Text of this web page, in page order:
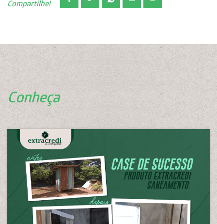
Compartilhe!
Conheça